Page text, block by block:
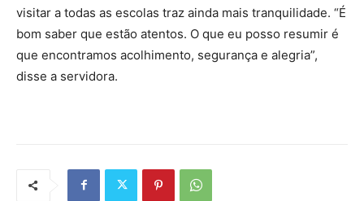
visitar a todas as escolas traz ainda mais tranquilidade. “É
bom saber que estão atentos. O que eu posso resumir é
que encontramos acolhimento, segurança e alegria”,
disse a servidora.